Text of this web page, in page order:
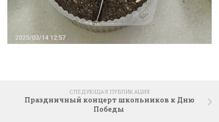
СЛЕДУЮЩАЯ ПУБЛИКАЦИЯ
Праздничный концерт школьников к Дню
Победы